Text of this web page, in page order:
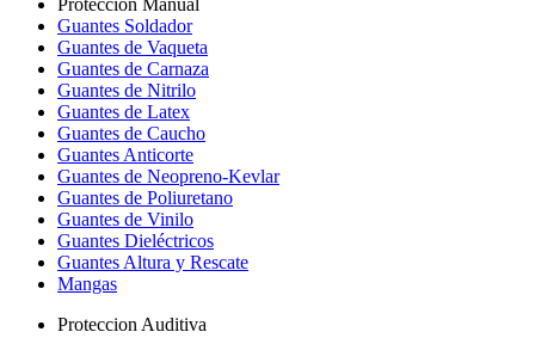
Proteccion Manual
Guantes Soldador
Guantes de Vaqueta
Guantes de Carnaza
Guantes de Nitrilo
Guantes de Latex
Guantes de Caucho
Guantes Anticorte
Guantes de Neopreno-Kevlar
Guantes de Poliuretano
Guantes de Vinilo
Guantes Dieléctricos
Guantes Altura y Rescate
Mangas
Proteccion Auditiva